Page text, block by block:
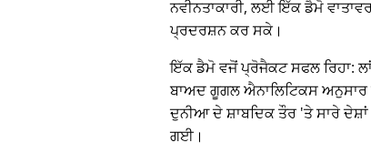
ਨਵੀਨਤਾਕਾਰੀ, ਲਈ ਇੱਕ ਡੈਮੋ
ਪ੍ਰਦਰਸ਼ਨ ਕਰ ਸਕੇ।
ਇੱਕ ਡੈਮੋ ਵਜੋਂ ਪ੍ਰੋਜੈਕਟ ਸਫਲ ਰਿਹਾ:
ਬਾਅਦ ਗੂਗਲ ਐਨਾਲਿਟਿਕਸ ਅਨੁਸਾਰ
ਦੁਨੀਆ ਦੇ ਸ਼ਾਬਦਿਕ ਤੌਰ 'ਤੇ ਸਾਰੇ ਦੇਸ਼ਾਂ
ਗਈ।